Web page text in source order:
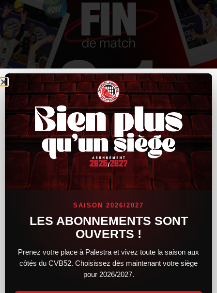
Une résistance courageuse, mais
SAISON 2026/2027
LES ABONNEMENTS SONT
OUVERTS !
Prenez votre place à Palestra et vivez toute la saison aux
côtés du CVB52. Choisissez dès maintenant votre siège
pour 2026/2027.